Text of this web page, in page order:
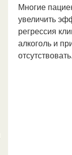
Многие
увеличить
регрессия
алкоголь и
отсутствовать.